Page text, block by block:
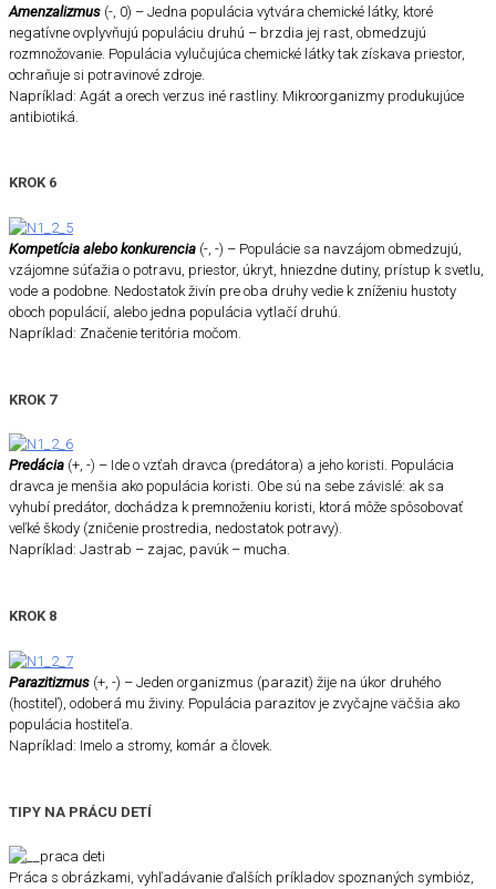
Amenzalizmus (-, 0) – Jedna populácia vytvára chemické látky, ktoré
negatívne ovplyvňujú populáciu druhú – brzdia jej rast, obmedzujú
rozmnožovanie. Populácia vylučujúca chemické látky tak získava priestor,
ochraňuje si potravinové zdroje.
Napríklad: Agát a orech verzus iné rastliny. Mikroorganizmy produkujúce
antibiotiká.
KROK 6
Kompetícia alebo konkurencia (-, -) – Populácie sa navzájom obmedzujú,
vzájomne súťažia o potravu, priestor, úkryt, hniezdne dutiny, prístup k svetlu,
vode a podobne. Nedostatok živín pre oba druhy vedie k zníženiu hustoty
oboch populácií, alebo jedna populácia vytlačí druhú.
Napríklad: Značenie teritória močom.
KROK 7
Predácia (+, -) – Ide o vzťah dravca (predátora) a jeho koristi. Populácia
dravca je menšia ako populácia koristi. Obe sú na sebe závislé: ak sa
vyhubí predátor, dochádza k premnoženiu koristi, ktorá môže spôsobovať
veľké škody (zničenie prostredia, nedostatok potravy).
Napríklad: Jastrab – zajac, pavúk – mucha.
KROK 8
Parazitizmus (+, -) – Jeden organizmus (parazit) žije na úkor druhého
(hostiteľ), odoberá mu živiny. Populácia parazitov je zvyčajne väčšia ako
populácia hostiteľa.
Napríklad: Imelo a stromy, komár a človek.
TIPY NA PRÁCU DETÍ
Práca s obrázkami, vyhľadávanie ďalších príkladov spoznaných symbióz,